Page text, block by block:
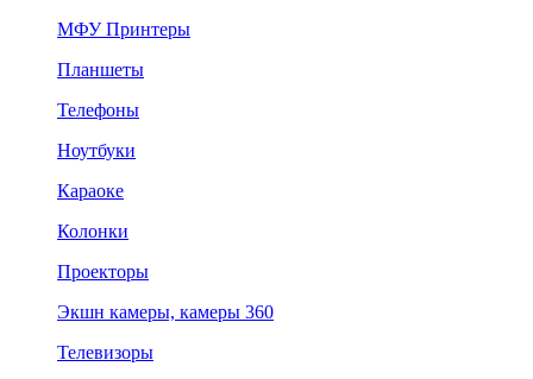
МФУ Принтеры
Планшеты
Телефоны
Ноутбуки
Караоке
Колонки
Проекторы
Экшн камеры, камеры 360
Телевизоры